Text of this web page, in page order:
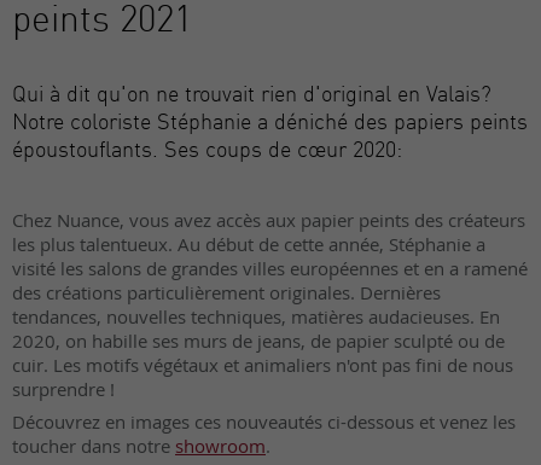
peints 2021
Qui à dit qu'on ne trouvait rien d'original en Valais?
Notre coloriste Stéphanie a déniché des papiers peints
époustouflants. Ses coups de cœur 2020:
Chez Nuance, vous avez accès aux papier peints des créateurs
les plus talentueux. Au début de cette année, Stéphanie a
visité les salons de grandes villes européennes et en a ramené
des créations particulièrement originales. Dernières
tendances, nouvelles techniques, matières audacieuses. En
2020, on habille ses murs de jeans, de papier sculpté ou de
cuir. Les motifs végétaux et animaliers n'ont pas fini de nous
surprendre !
Découvrez en images ces nouveautés ci-dessous et venez les
toucher dans notre showroom.